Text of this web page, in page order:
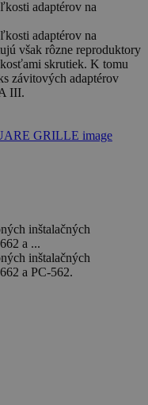
adaptérov na
adaptérov na
však rôzne reproduktory
skrutiek. K tomu
závitových adaptérov
III.
inštalačných
a ...
inštalačných
a PC-562.